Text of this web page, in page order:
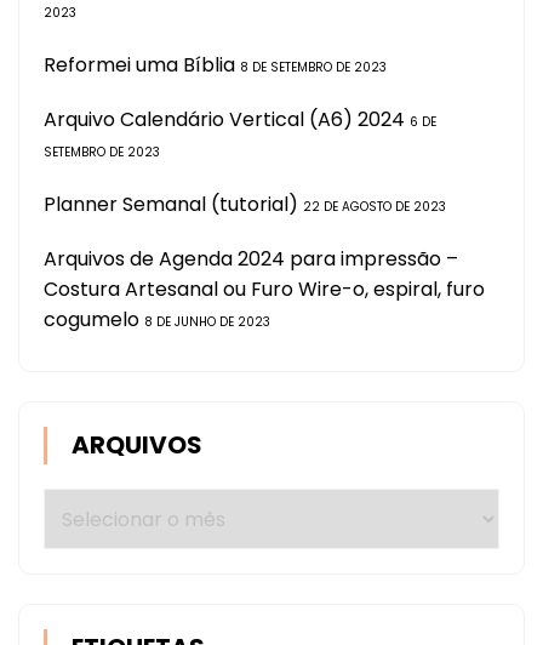
2023
Reformei uma Bíblia 8 DE SETEMBRO DE 2023
Arquivo Calendário Vertical (A6) 2024 6 DE
SETEMBRO DE 2023
Planner Semanal (tutorial) 22 DE AGOSTO DE 2023
Arquivos de Agenda 2024 para impressão –
Costura Artesanal ou Furo Wire-o, espiral, furo
cogumelo 8 DE JUNHO DE 2023
ARQUIVOS
Arquivos